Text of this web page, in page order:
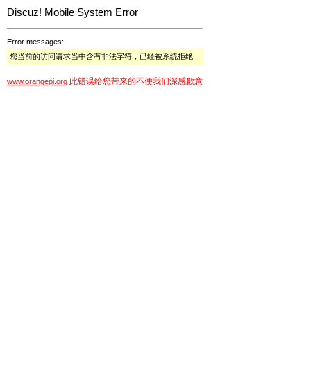
Discuz! Mobile System Error
Error messages:
您当前的访问请求当中含有非法字符，已经被系统拒绝
www.orangepi.org 此错误给您带来的不便我们深感歉意